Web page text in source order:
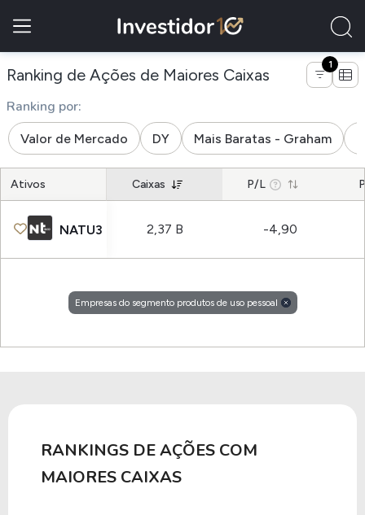
Ranking de Ações de Maiores Caixas de 1
Ranking por:
Valor de Mercado DY Mais Baratas - Graham
Ativos Caixas P/L
NATU3 2,37 B -4,90
Empresas do segmento produtos de uso pessoal
RANKINGS DE AÇÕES COM
MAIORES CAIXAS